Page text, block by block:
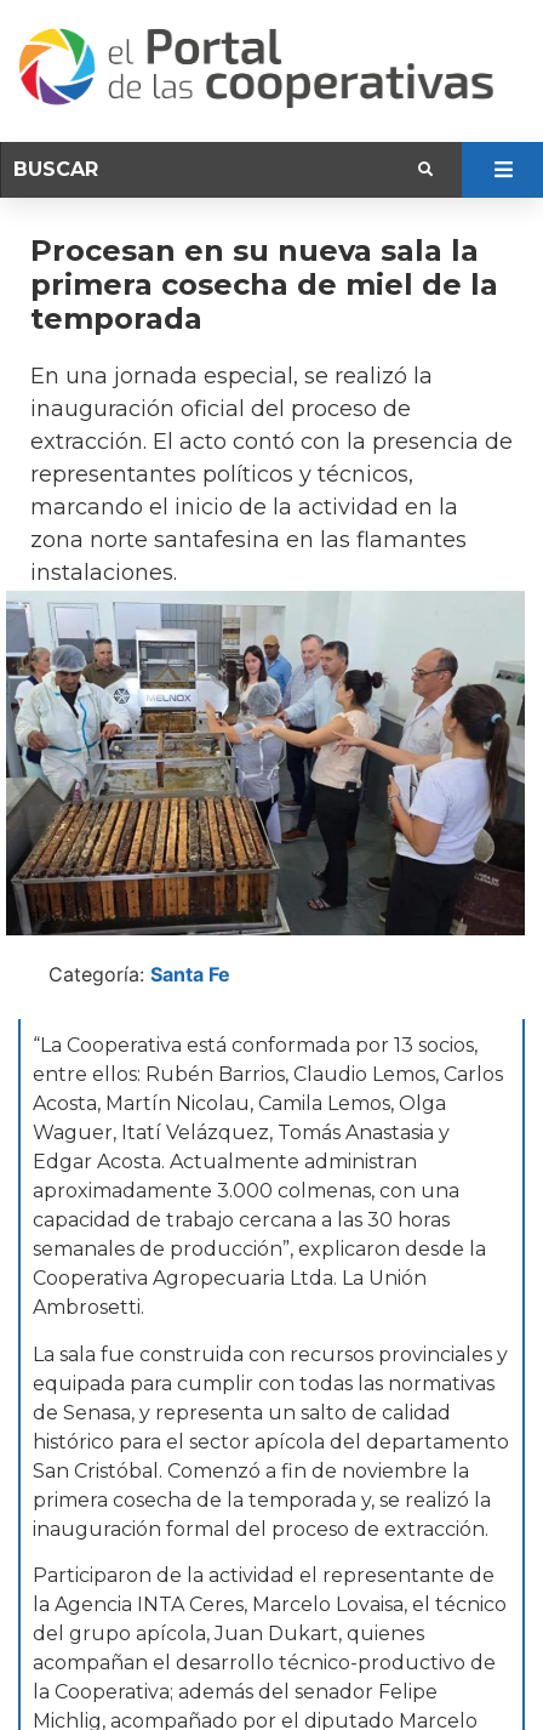
Procesan en su nueva sala la
primera cosecha de miel de la
temporada
En una jornada especial, se realizó la
inauguración oficial del proceso de
extracción. El acto contó con la presencia de
representantes políticos y técnicos,
marcando el inicio de la actividad en la
zona norte santafesina en las flamantes
instalaciones.
Categoría: Santa Fe
“La Cooperativa está conformada por 13 socios,
entre ellos: Rubén Barrios, Claudio Lemos, Carlos
Acosta, Martín Nicolau, Camila Lemos, Olga
Waguer, Itatí Velázquez, Tomás Anastasia y
Edgar Acosta. Actualmente administran
aproximadamente 3.000 colmenas, con una
capacidad de trabajo cercana a las 30 horas
semanales de producción”, explicaron desde la
Cooperativa Agropecuaria Ltda. La Unión
Ambrosetti.
La sala fue construida con recursos provinciales y
equipada para cumplir con todas las normativas
de Senasa, y representa un salto de calidad
histórico para el sector apícola del departamento
San Cristóbal. Comenzó a fin de noviembre la
primera cosecha de la temporada y, se realizó la
inauguración formal del proceso de extracción.
Participaron de la actividad el representante de
la Agencia INTA Ceres, Marcelo Lovaisa, el técnico
del grupo apícola, Juan Dukart, quienes
acompañan el desarrollo técnico-productivo de
la Cooperativa; además del senador Felipe
Michlig, acompañado por el diputado Marcelo